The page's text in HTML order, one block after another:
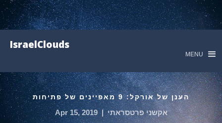
IsraelClouds
MENU
הענן של אורקל: 9 מאפיינים של פתיחות
אקשני פרטסראתי |
Apr 15, 2019